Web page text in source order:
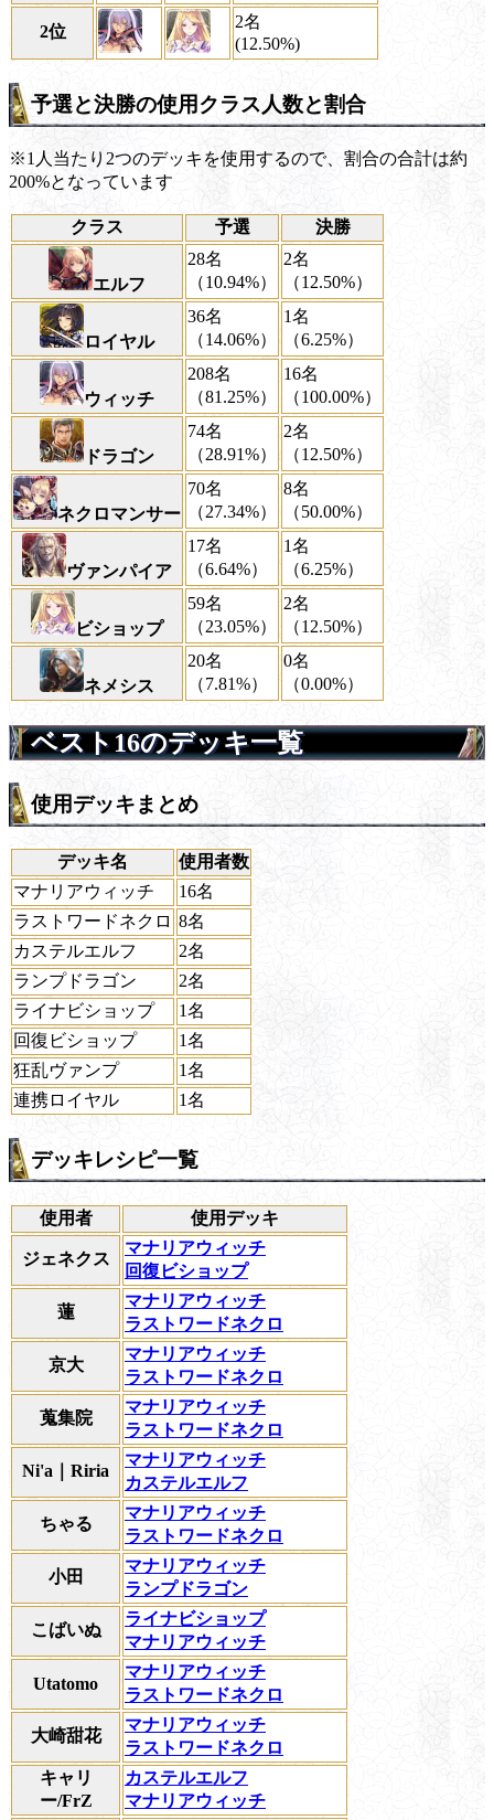
2位
2名
(12.50%)
予選と決勝の使用クラス人数と割合
※1人当たり2つのデッキを使用するので、割合の合計は約
200%となっています
クラス 予選 決勝
エルフ
28名
（10.94%）
2名
（12.50%）
ロイヤル
36名
（14.06%）
1名
（6.25%）
ウィッチ
208名
（81.25%）
16名
（100.00%）
ドラゴン
74名
（28.91%）
2名
（12.50%）
ネクロマンサー
70名
（27.34%）
8名
（50.00%）
ヴァンパイア
17名
（6.64%）
1名
（6.25%）
ビショップ
59名
（23.05%）
2名
（12.50%）
ネメシス
20名
（7.81%）
0名
（0.00%）
ベスト16のデッキ一覧
使用デッキまとめ
デッキ名
使用者数
マナリアウィッチ
16名
ラストワードネクロ 8名
カステルエルフ
2名
ランプドラゴン
2名
ライナビショップ
1名
回復ビショップ
1名
狂乱ヴァンプ
1名
連携ロイヤル
1名
デッキレシピ一覧
使用者 使用デッキ
ジェネクス
マナリアウィッチ
回復ビショップ
蓮
マナリアウィッチ
ラストワードネクロ
京大
マナリアウィッチ
ラストワードネクロ
蒐集院
マナリアウィッチ
ラストワードネクロ
Ni'a｜Riria
マナリアウィッチ
カステルエルフ
ちゃる
マナリアウィッチ
ラストワードネクロ
小田
マナリアウィッチ
ランプドラゴン
こばいぬ
ライナビショップ
マナリアウィッチ
Utatomo
マナリアウィッチ
ラストワードネクロ
大崎甜花
マナリアウィッチ
ラストワードネクロ
キャリ
ー/FrZ
カステルエルフ
マナリアウィッチ